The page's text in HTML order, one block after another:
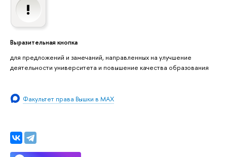
Выразительная кнопка
для предложений и замечаний, направленных на улучшение
деятельности университета и повышение качества образования
Факультет права Вышки в MAX